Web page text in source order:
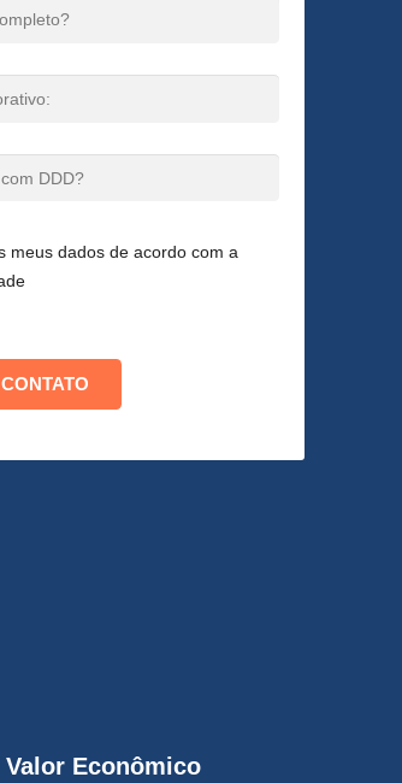
meus dados de acordo com a
Econômico